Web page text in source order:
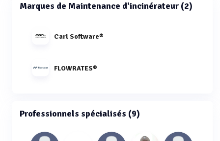
Marques de Maintenance d'incinérateur (2)
Carl Software®
FLOWRATES®
Professionnels spécialisés (9)